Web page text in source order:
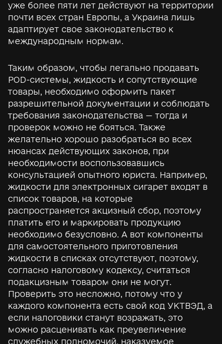
уже более пяти лет действуют на территории
почти всех стран Европы, а Украина лишь
адаптирует свое законодательство к
международным нормам.
Таким образом, чтобы легально продавать
POD-системы, жидкость и сопутствующие
товары, необходимо оформить пакет
разрешительной документации и соблюдать
требования законодательства — тогда и
проверок можно не бояться. Также
желательно хорошо разобраться во всех
нюансах действующих законов, при
необходимости воспользовавшись
консультацией опытного юриста. Например,
жидкости для электронных сигарет входят в
список товаров, на которые
распространяется акцизный сбор, поэтому
платить его и маркировать продукцию
необходимо безусловно. А вот компоненты
для самостоятельного приготовления
жидкости в списках отсутствуют, поэтому,
согласно налоговому кодексу, считаться
подакцизным товаром они не могут.
Проверить это несложно, потому что у
каждого компонента есть свой код УКТВЭД, а
если налоговики станут возражать, это
можно расценивать как преувеличение
служебных полномочий, наказуемое